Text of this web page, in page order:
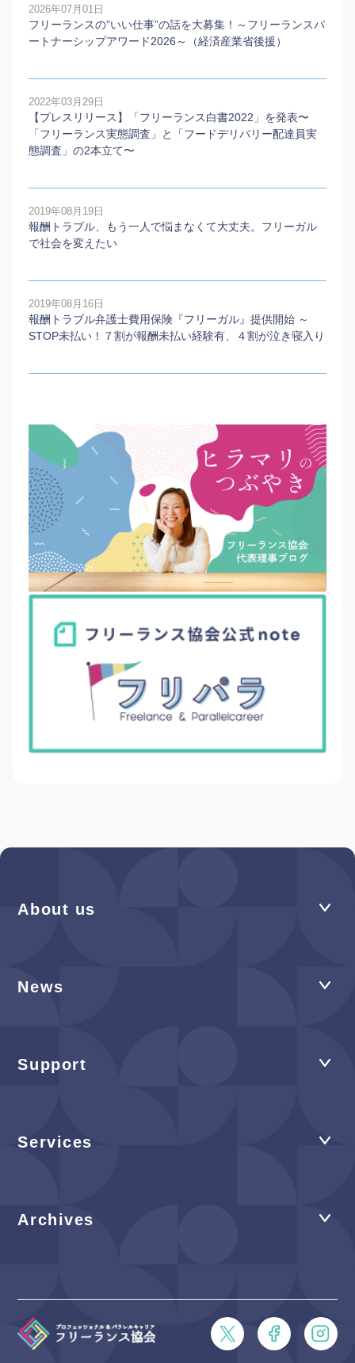
2026年07月01日
フリーランスの”いい仕事”の話を大募集！～フリーランスパ
ートナーシップアワード2026～（経済産業省後援）
2022年03月29日
【プレスリリース】「フリーランス白書2022」を発表〜
「フリーランス実態調査」と「フードデリバリー配達員実
態調査」の2本⽴て〜
2019年08月19日
報酬トラブル、もう一人で悩まなくて大丈夫。フリーガル
で社会を変えたい
2019年08月16日
報酬トラブル弁護士費用保険『フリーガル』提供開始 ～
STOP未払い！７割が報酬未払い経験有、４割が泣き寝入り
About us
News
Support
Services
Archives